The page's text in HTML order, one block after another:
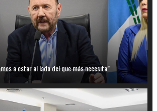
a estar al lado del que más necesita”